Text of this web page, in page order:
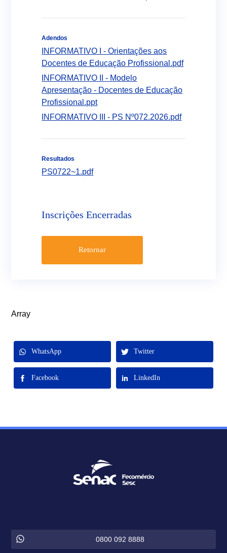
Adendos
INFORMATIVO I - Orientações aos
Docentes de Educação Profissional.pdf
INFORMATIVO II - Modelo
Apresentação - Docentes de Educação
Profissional.ppt
INFORMATIVO III - PS Nº072.2026.pdf
Resultados
PS0722~1.pdf
Inscrições Encerradas
Retornar
Array
WhatsApp Twitter
Facebook LinkedIn
0800 092 8888